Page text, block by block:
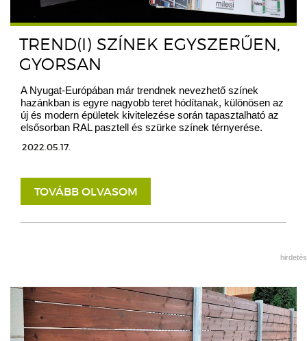
TREND(I) SZÍNEK EGYSZERŰEN,
GYORSAN
A Nyugat-Európában már trendnek nevezhető színek
hazánkban is egyre nagyobb teret hódítanak, különösen az
új és modern épületek kivitelezése során tapasztalható az
elsősorban RAL pasztell és szürke színek térnyerése.
2022.05.17.
TOVÁBB OLVASOM
hirdetés